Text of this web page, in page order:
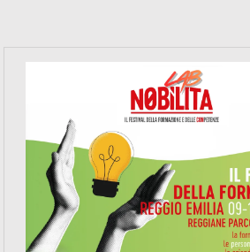
https://www.nobilitafestival.com